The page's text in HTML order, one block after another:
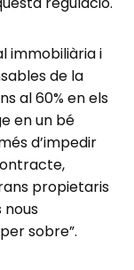
immobiliària i
de la
al 60% en els
en un bé
d’impedir
propietaris
nous
sobre”.